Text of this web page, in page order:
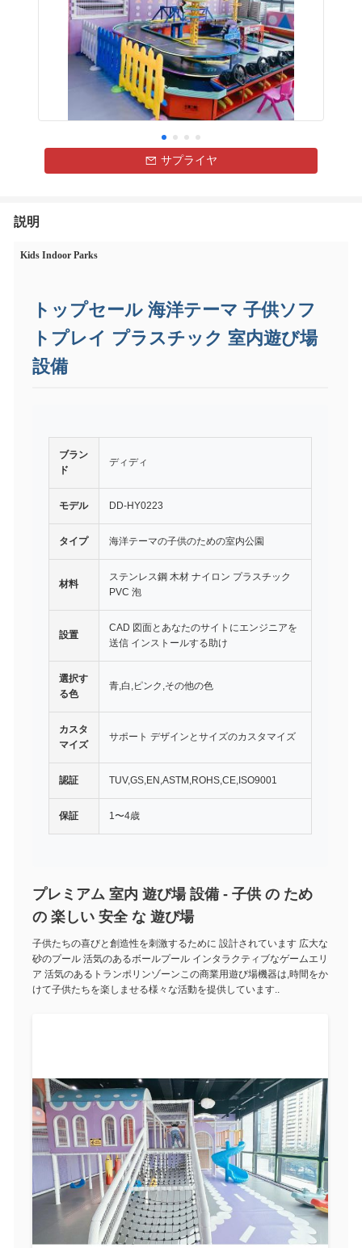
サプライヤ
説明
Kids Indoor Parks
トップセール 海洋テーマ 子供ソフ
トプレイ プラスチック 室内遊び場
設備
ブラン
ド
ディディ
モデル DD-HY0223
タイプ 海洋テーマの子供のための室内公園
材料
ステンレス鋼 木材 ナイロン プラスチック
PVC 泡
設置
CAD 図面とあなたのサイトにエンジニアを
送信 インストールする助け
選択す
る色
青,白,ピンク,その他の色
カスタ
マイズ
サポート デザインとサイズのカスタマイズ
認証 TUV,GS,EN,ASTM,ROHS,CE,ISO9001
保証 1〜4歳
プレミアム 室内 遊び場 設備 - 子供 の ため
の 楽しい 安全 な 遊び場
子供たちの喜びと創造性を刺激するために 設計されています 広大な
砂のプール 活気のあるボールプール インタラクティブなゲームエリ
ア 活気のあるトランポリンゾーンこの商業用遊び場機器は,時間をか
けて子供たちを楽しませる様々な活動を提供しています..